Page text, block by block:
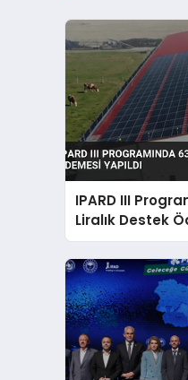
IPARD III
Liralık Destek